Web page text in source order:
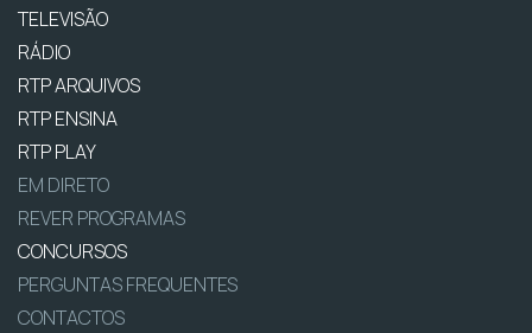
TELEVISÃO
RÁDIO
RTP ARQUIVOS
RTP ENSINA
RTP PLAY
EM DIRETO
REVER PROGRAMAS
CONCURSOS
PERGUNTAS FREQUENTES
CONTACTOS